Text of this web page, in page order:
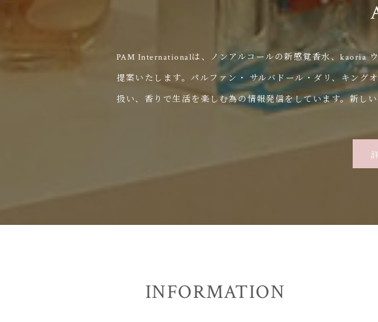
PAM Internationalは、ノンアルコールの新感覚香水、kaoria
提案いたします。パルファン・ サルバドール・ダリ、キング
扱い、香りで生活を楽しむ為の情報発信をしています。新し
INFORMATION